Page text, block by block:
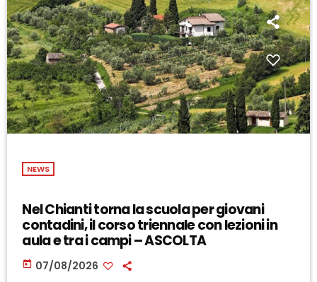
NEWS
Nel Chianti torna la scuola per giovani
contadini, il corso triennale con lezioni in
aula e tra i campi – ASCOLTA
today 07/08/2026